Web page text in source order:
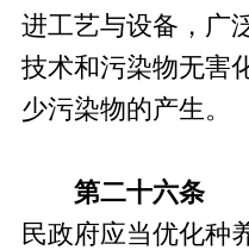
进工艺与设备，广
技术和污染物无害
少污染物的产生。
第二十六条
民政府应当优化种